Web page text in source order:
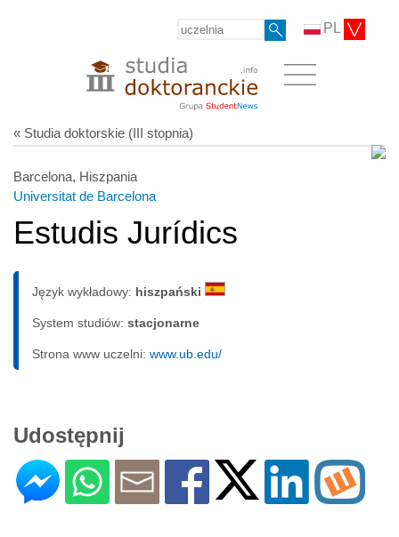
PL
« Studia doktorskie (III stopnia)
Barcelona, Hiszpania
Universitat de Barcelona
Estudis Jurídics
Język wykładowy: hiszpański
System studiów: sta­cjo­nar­ne
Strona www uczelni: www.ub.edu/
Udostępnij